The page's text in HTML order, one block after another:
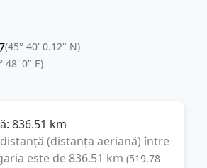
(45° 40' 0.12" N)
48' 0" E)
836.51 km
(distanța aeriană) între
este de 836.51 km (519.78